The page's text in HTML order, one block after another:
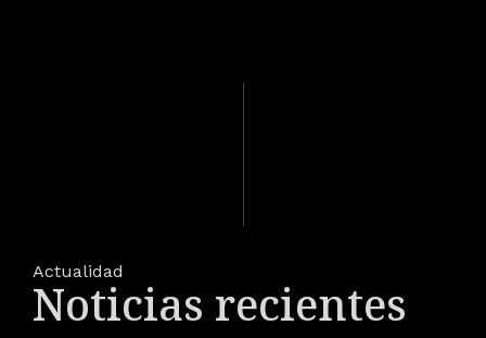
Actualidad
Noticias recientes